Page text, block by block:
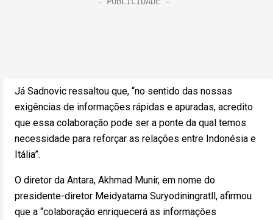
Já Sadnovic ressaltou que, “no sentido das nossas
exigências de informações rápidas e apuradas, acredito
que essa colaboração pode ser a ponte da qual temos
necessidade para reforçar as relações entre Indonésia e
Itália”.
O diretor da Antara, Akhmad Munir, em nome do
presidente-diretor Meidyatama Suryodiningratll, afirmou
que a “colaboração enriquecerá as informações